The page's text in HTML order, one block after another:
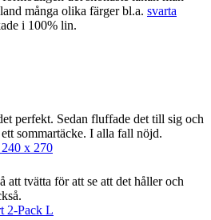
många olika färger bl.a. svarta
i 100% lin.
perfekt. Sedan fluffade det till sig och
sommartäcke. I alla fall nöjd.
x 270
att tvätta för att se att det håller och
2-Pack L